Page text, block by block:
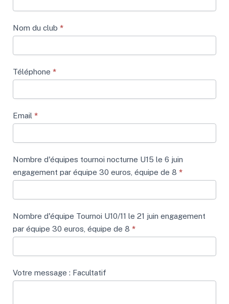
Nom du club *
Téléphone *
Email *
Nombre d'équipes tournoi nocturne U15 le 6 juin
engagement par équipe 30 euros, équipe de 8 *
Nombre d'équipe Tournoi U10/11 le 21 juin engagement
par équipe 30 euros, équipe de 8 *
Votre message : Facultatif